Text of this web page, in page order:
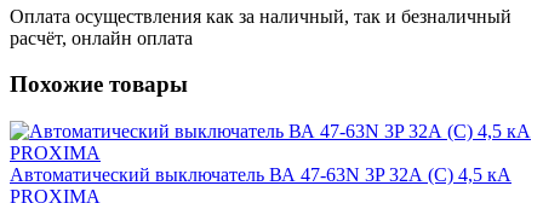
Оплата осуществления как за наличный, так и безналичный
расчёт, онлайн оплата
Похожие товары
Автоматический выключатель ВА 47-63N 3P 32А (C) 4,5 кА
PROXIMA